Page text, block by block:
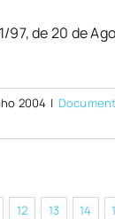
97, de 20 de
2004 |
12 13 14